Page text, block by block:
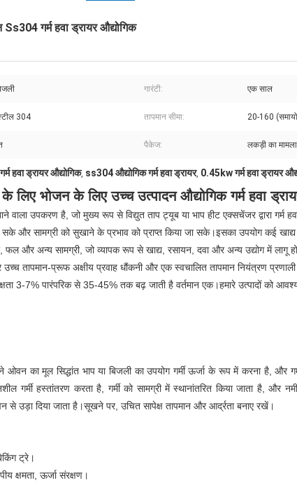
गर्म हवा ड्रायर औद्योगिक
गारंटी: एक साल
304 तापमान सीमा: 20-160
पैकेज: लकड़ी का
हवा ड्रायर औद्योगिक, ss304 औद्योगिक गर्म हवा ड्रायर, 0.45kw गर्म हवा ड्रायर
के लिए भोजन के लिए उच्च उत्पादन औद्योगिक गर्म हवा
वाला उपकरण है, जो मुख्य रूप से विद्युत ताप ट्यूब या भाप हीट एक्सचेंजर द्वारा गर्म
सके और सामग्री को सुखाने के प्रभाव को प्राप्त किया जा सके।इसका उपयोग कई
और अन्य सामग्री, जो व्यापक रूप से खाद्य, रसायन, दवा और अन्य उद्योग में लागू
तापमान-प्रूफ अक्षीय प्रवाह धौंकनी और एक स्वचालित तापमान नियंत्रण
3-7% पारंपरिक से 35-45% तक बढ़ जाती है वर्तमान एक।हमारे उत्पादों को
का मूल सिद्धांत भाप या बिजली का उपयोग गर्मी ऊर्जा के रूप में करना है, और
गर्मी हस्तांतरण करता है, गर्मी को सामग्री में स्थानांतरित किया जाता है, और
उड़ा दिया जाता है।सूखने पर, उचित सापेक्ष तापमान और आर्द्रता बनाए रखें।
ट्रे।
क्षमता, ऊर्जा संरक्षण।